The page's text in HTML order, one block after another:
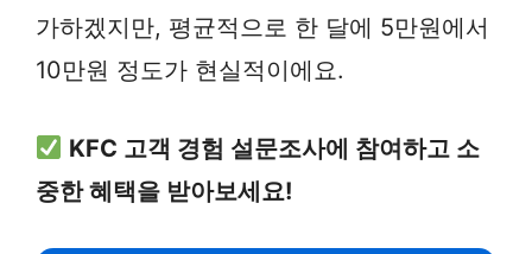
가하겠지만, 평균적으로 한 달에 5만원에서
10만원 정도가 현실적이에요.
KFC 고객 경험 설문조사에 참여하고 소
중한 혜택을 받아보세요!